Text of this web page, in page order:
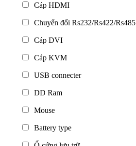
Cáp HDMI
Chuyển đổi Rs232/Rs422/Rs485
Cáp DVI
Cáp KVM
USB connecter
DD Ram
Mouse
Battery type